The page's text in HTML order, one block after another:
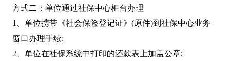
方式二：单位通过社保中心柜台办理
1、单位携带《社会保险登记证》(原件)到社保中心业务
窗口办理手续;
2、单位在社保系统中打印的还款表上加盖公章;